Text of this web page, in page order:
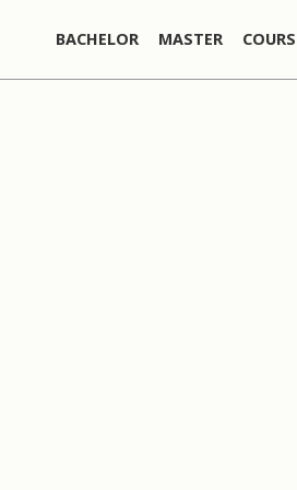
BACHELOR MASTER COURS